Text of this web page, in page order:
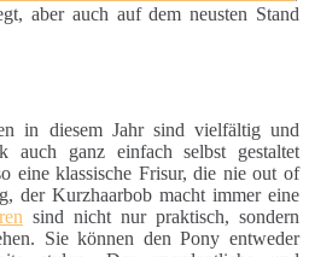
aber auch auf dem neusten Stand
in diesem Jahr sind vielfältig und
auch ganz einfach selbst gestaltet
eine klassische Frisur, die nie out of
der Kurzhaarbob macht immer eine
sind nicht nur praktisch, sondern
Sie können den Pony entweder